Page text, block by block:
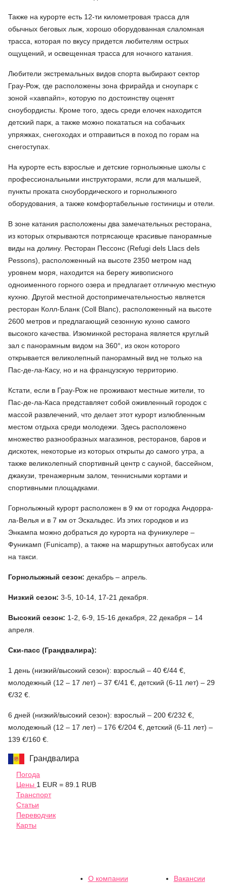
Также на курорте есть 12-ти километровая трасса для
обычных беговых лыж, хорошо оборудованная слаломная
трасса, которая по вкусу придется любителям острых
ощущений, и освещенная трасса для ночного катания.
Любители экстремальных видов спорта выбирают сектор
Грау-Рож, где расположены зона фрирайда и сноупарк с
зоной «хавпайп», которую по достоинству оценят
сноубордисты. Кроме того, здесь среди елочек находится
детский парк, а также можно покататься на собачьих
упряжках, снегоходах и отправиться в поход по горам на
снегоступах.
На курорте есть взрослые и детские горнолыжные школы с
профессиональными инструкторами, ясли для малышей,
пункты проката сноубордического и горнолыжного
оборудования, а также комфортабельные гостиницы и отели.
В зоне катания расположены два замечательных ресторана,
из которых открываются потрясающе красивые панорамные
виды на долину. Ресторан Пессонс (Refugi dels Llacs dels
Pessons), расположенный на высоте 2350 метром над
уровнем моря, находится на берегу живописного
одноименного горного озера и предлагает отличную местную
кухню. Другой местной достопримечательностью является
ресторан Колл-Бланк (Coll Blanc), расположенный на высоте
2600 метров и предлагающий сезонную кухню самого
высокого качества. Изюминкой ресторана является круглый
зал с панорамным видом на 360°, из окон которого
открывается великолепный панорамный вид не только на
Пас-де-ла-Касу, но и на французскую территорию.
Кстати, если в Грау-Рож не проживают местные жители, то
Пас-де-ла-Каса представляет собой оживленный городок с
массой развлечений, что делает этот курорт излюбленным
местом отдыха среди молодежи. Здесь расположено
множество разнообразных магазинов, ресторанов, баров и
дискотек, некоторые из которых открыты до самого утра, а
также великолепный спортивный центр с сауной, бассейном,
джакузи, тренажерным залом, теннисными кортами и
спортивными площадками.
Горнолыжный курорт расположен в 9 км от городка Андорра-
ла-Велья и в 7 км от Эскальдес. Из этих городков и из
Энкампа можно добраться до курорта на фуникулере –
Фуникамп (Funicamp), а также на маршрутных автобусах или
на такси.
Горнолыжный сезон: декабрь – апрель.
Низкий сезон: 3-5, 10-14, 17-21 декабря.
Высокий сезон: 1-2, 6-9, 15-16 декабря, 22 декабря – 14
апреля.
Ски-пасс (Грандвалира):
1 день (низкий/высокий сезон): взрослый – 40 €/44 €,
молодежный (12 – 17 лет) – 37 €/41 €, детский (6-11 лет) – 29
€/32 €.
6 дней (низкий/высокий сезон): взрослый – 200 €/232 €,
молодежный (12 – 17 лет) – 176 €/204 €, детский (6-11 лет) –
139 €/160 €.
Грандвалира
Погода
Цены 1 EUR = 89.1 RUB
Транспорт
Статьи
Переводчик
Карты
О компании Вакансии